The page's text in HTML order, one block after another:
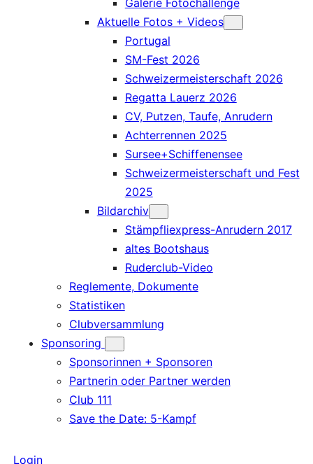
Aktuelle Fotos + Videos
Portugal
SM-Fest 2026
Schweizermeisterschaft 2026
Regatta Lauerz 2026
CV, Putzen, Taufe, Anrudern
Achterrennen 2025
Sursee+Schiffenensee
Schweizermeisterschaft und Fest
2025
Bildarchiv
Stämpfliexpress-Anrudern 2017
altes Bootshaus
Ruderclub-Video
Reglemente, Dokumente
Statistiken
Clubversammlung
Sponsoring
Sponsorinnen + Sponsoren
Partnerin oder Partner werden
Club 111
Save the Date: 5-Kampf
Login